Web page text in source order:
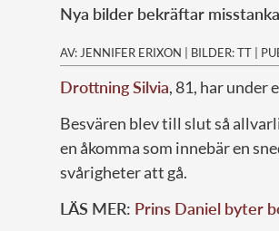
Nya bilder bekräftar
AV: JENNIFER ERIXON | BILDER: TT |
Drottning Silvia, 81, har under
Besvären blev till slut så
en åkomma som innebär en
svårigheter att gå.
LÄS MER: Prins Daniel byter